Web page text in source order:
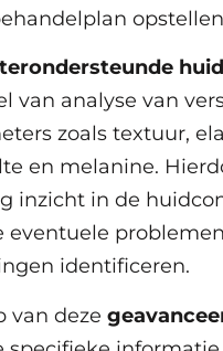
van analyse van
zoals textuur,
en melanine.
inzicht in de
eventuele
identificeren.
van deze